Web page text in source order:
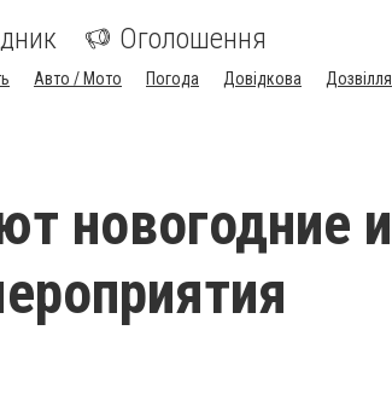
Оголошення
Авто / Мото Погода Довідкова Дозвілля
новогодние и